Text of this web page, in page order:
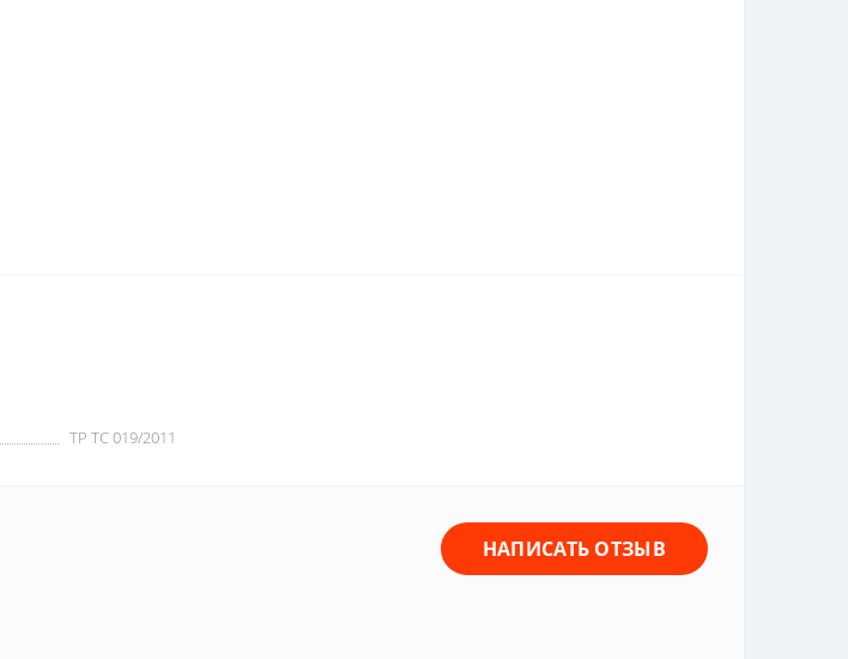
ТР ТС 019/2011
НАПИСАТЬ ОТЗЫВ